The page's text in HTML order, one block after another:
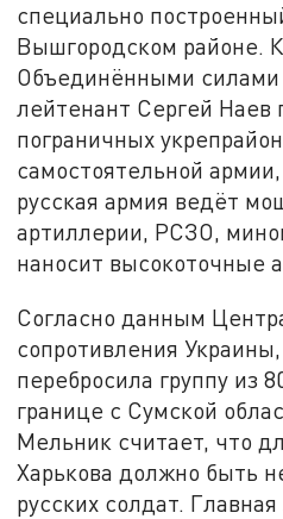
специально
Вышгородском районе.
Объединёнными
лейтенант Сергей Наев
пограничных
самостоятельной
русская армия ведёт
артиллерии, РСЗО,
наносит высокоточные
Согласно данным
сопротивления
перебросила группу из
границе с Сумской
Мельник считает, что
Харькова должно быть
русских солдат.